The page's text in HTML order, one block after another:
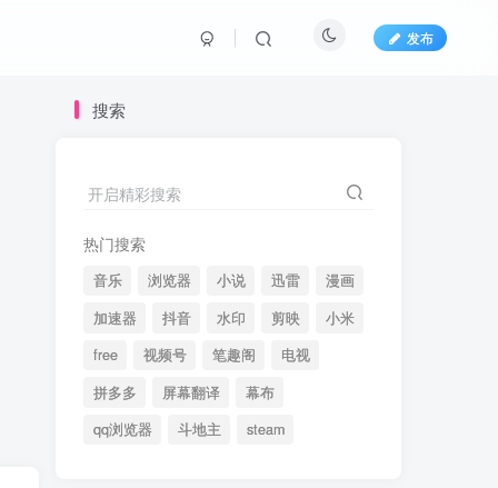
发布
搜索
开启精彩搜索
热门搜索
音乐 浏览器 小说 迅雷
漫画
加速器
抖音 水印 剪映
小米
free
视频号 笔趣阁
电视
拼多多
屏幕翻译
幕布
qq浏览器
斗地主 steam